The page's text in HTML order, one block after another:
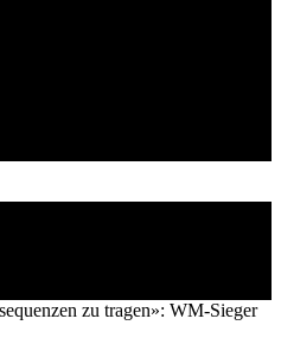
zu tragen»: WM-Sieger